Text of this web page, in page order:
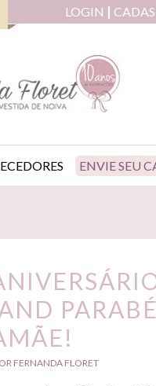
LOGIN
ENVIE SEU
FERNANDA FLORET